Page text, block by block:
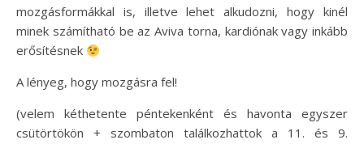
mozgásformákkal is, illetve lehet alkudozni, hogy kinél
minek számítható be az Aviva torna, kardiónak vagy inkább
erősítésnek
A lényeg, hogy mozgásra fel!
(velem kéthetente péntekenként és havonta egyszer
csütörtökön + szombaton találkozhattok a 11. és 9.